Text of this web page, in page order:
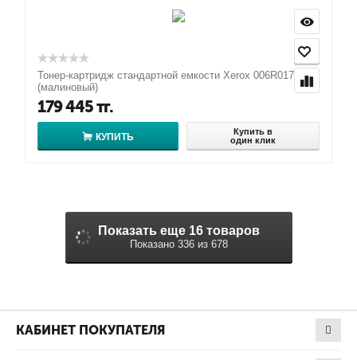
Тонер-картридж стандартной емкости Xerox 006R01756
(малиновый)
179 445тг.
КУПИТЬ
Купить в
один клик
Показать еще 16 товаров
Показано 336 из 678
КАБИНЕТ ПОКУПАТЕЛЯ